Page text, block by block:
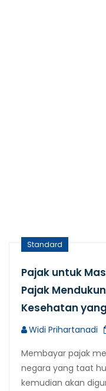
Standard
Pajak untuk
Pajak
Kesehatan
Widi Prihartanadi
Membayar pajak
negara yang taat
kemudian akan